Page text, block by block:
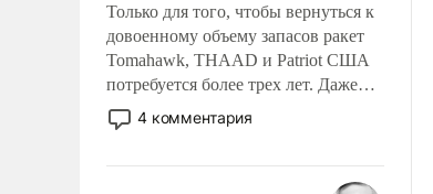
Только для того, чтобы вернуться к
довоенному объему запасов ракет
Tomahawk, THAAD и Patriot США
потребуется более трех лет. Даже
небольшая война с Ираном
опустошила американские
4 комментария